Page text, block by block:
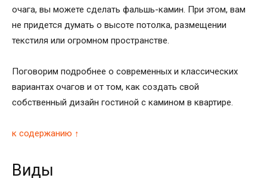
очага, вы можете сделать фальшь-камин. При этом, вам
не придется думать о высоте потолка, размещении
текстиля или огромном пространстве.
Поговорим подробнее о современных и классических
вариантах очагов и от том, как создать свой
собственный дизайн гостиной с камином в квартире.
к содержанию ↑
Виды